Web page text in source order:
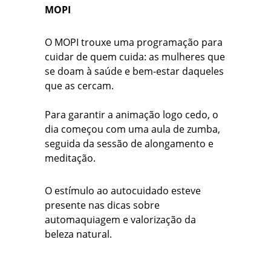
MOPI
O MOPI trouxe uma programação para
cuidar de quem cuida: as mulheres que
se doam à saúde e bem-estar daqueles
que as cercam.
Para garantir a animação logo cedo, o
dia começou com uma aula de zumba,
seguida da sessão de alongamento e
meditação.
O estímulo ao autocuidado esteve
presente nas dicas sobre
automaquiagem e valorização da
beleza natural.